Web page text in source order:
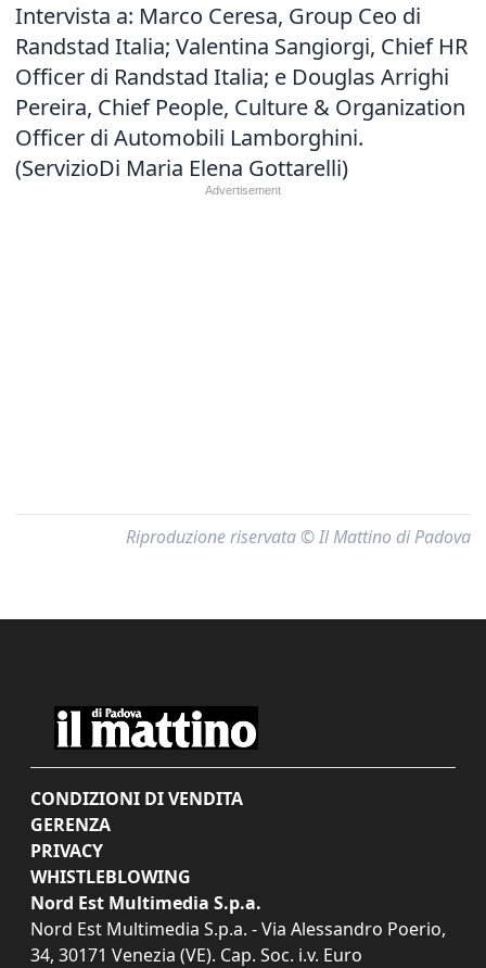
Intervista a: Marco Ceresa, Group Ceo di
Randstad Italia; Valentina Sangiorgi, Chief HR
Officer di Randstad Italia; e Douglas Arrighi
Pereira, Chief People, Culture & Organization
Officer di Automobili Lamborghini.
(ServizioDi Maria Elena Gottarelli)
Riproduzione riservata © Il Mattino di Padova
CONDIZIONI DI VENDITA
GERENZA
PRIVACY
WHISTLEBLOWING
Nord Est Multimedia S.p.a.
Nord Est Multimedia S.p.a. - Via Alessandro Poerio,
34, 30171 Venezia (VE). Cap. Soc. i.v. Euro